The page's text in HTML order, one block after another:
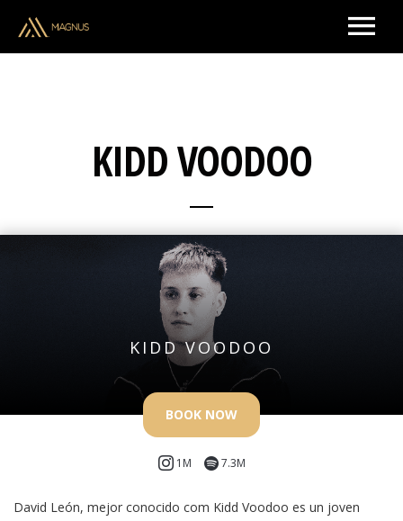
MUSIC
BRAND PARTNERSHIPS
ABOUT US
CONTACT
E1 TEAM MIAMI
KIDD VOODOO
KIDD VOODOO
BOOK NOW
1M 7.3M
David León, mejor conocido com Kidd Voodoo es un joven